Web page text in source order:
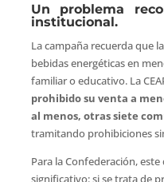
Un problema
institucional.
La campaña recuerda que
bebidas energéticas en
familiar o educativo. La
prohibido su venta a
al menos, otras siete
tramitando prohibiciones
Para la Confederación,
significativo: si se trata de